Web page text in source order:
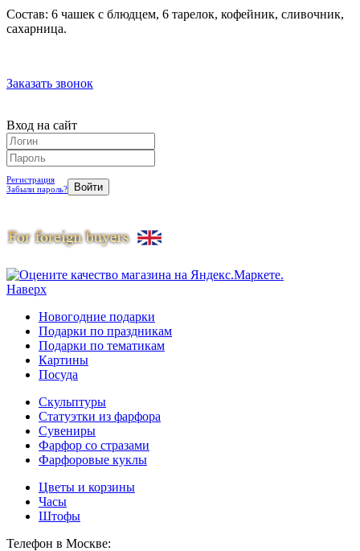
Состав: 6 чашек с блюдцем, 6 тарелок, кофейник, сливочник,
сахарница.
Заказать звонок
Вход на сайт
Регистрация
Забыли пароль?
Наверх
Новогодние подарки
Подарки по праздникам
Подарки по тематикам
Картины
Посуда
Скульптуры
Статуэтки из фарфора
Сувениры
Фарфор со стразами
Фарфоровые куклы
Цветы и корзины
Часы
Штофы
Телефон в Москве: